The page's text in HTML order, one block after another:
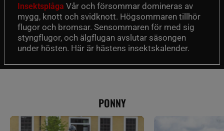
Insektsplåga Vår och försommar domineras av
mygg, knott och svidknott. Högsommaren tillhör
flugor och bromsar. Sensommaren för med sig
styngflugor, och älgflugan avslutar säsongen
under hösten. Här är hästens insektskalender.
PONNY